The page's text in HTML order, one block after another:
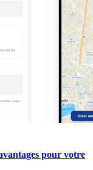
pour votre